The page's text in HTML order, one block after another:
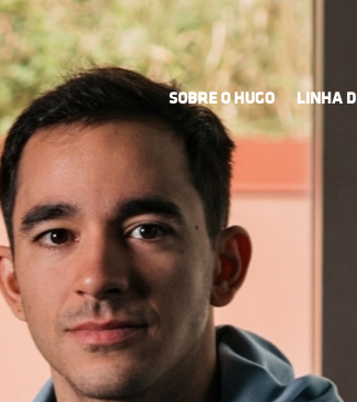
SOBRE O HUGO LINHA